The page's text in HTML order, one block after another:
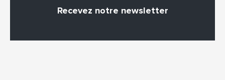
Recevez notre newsletter